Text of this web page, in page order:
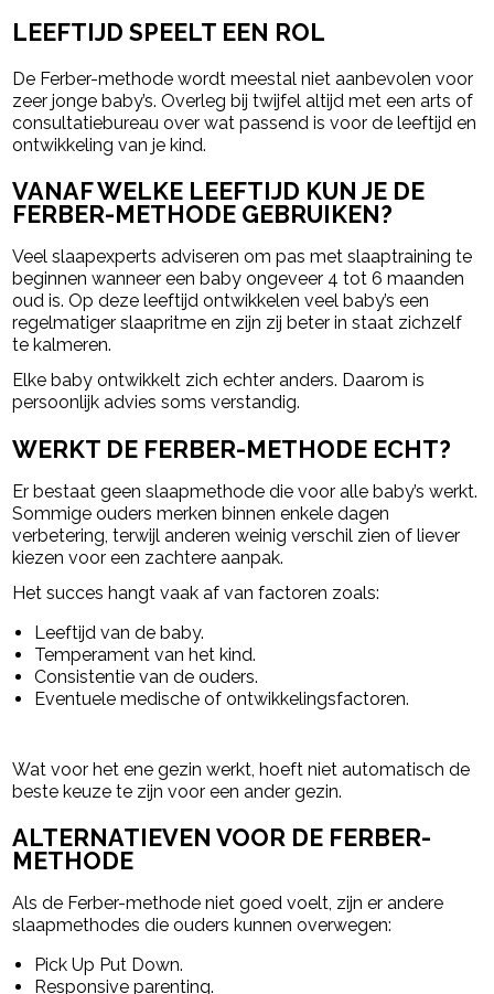
LEEFTIJD SPEELT EEN ROL
De Ferber-methode wordt meestal niet aanbevolen voor
zeer jonge baby’s. Overleg bij twijfel altijd met een arts of
consultatiebureau over wat passend is voor de leeftijd en
ontwikkeling van je kind.
VANAF WELKE LEEFTIJD KUN JE DE
FERBER-METHODE GEBRUIKEN?
Veel slaapexperts adviseren om pas met slaaptraining te
beginnen wanneer een baby ongeveer 4 tot 6 maanden
oud is. Op deze leeftijd ontwikkelen veel baby’s een
regelmatiger slaapritme en zijn zij beter in staat zichzelf
te kalmeren.
Elke baby ontwikkelt zich echter anders. Daarom is
persoonlijk advies soms verstandig.
WERKT DE FERBER-METHODE ECHT?
Er bestaat geen slaapmethode die voor alle baby’s werkt.
Sommige ouders merken binnen enkele dagen
verbetering, terwijl anderen weinig verschil zien of liever
kiezen voor een zachtere aanpak.
Het succes hangt vaak af van factoren zoals:
Leeftijd van de baby.
Temperament van het kind.
Consistentie van de ouders.
Eventuele medische of ontwikkelingsfactoren.
Wat voor het ene gezin werkt, hoeft niet automatisch de
beste keuze te zijn voor een ander gezin.
ALTERNATIEVEN VOOR DE FERBER-
METHODE
Als de Ferber-methode niet goed voelt, zijn er andere
slaapmethodes die ouders kunnen overwegen:
Pick Up Put Down.
Responsive parenting.